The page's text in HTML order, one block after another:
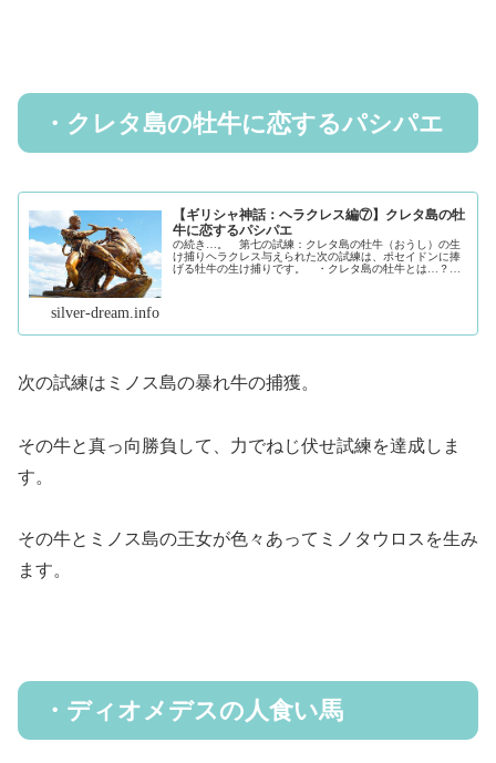
・クレタ島の牡牛に恋するパシパエ
【ギリシャ神話：ヘラクレス編⑦】クレタ島の牡
牛に恋するパシパエ
の続き…。 第七の試練：クレタ島の牡牛（おうし）の生
け捕りヘラクレス与えられた次の試練は、ポセイドンに捧
げる牡牛の生け捕りです。 ・クレタ島の牡牛とは…？こ
silver-dream.info
次の試練はミノス島の暴れ牛の捕獲。
その牛と真っ向勝負して、力でねじ伏せ試練を達成しま
す。
その牛とミノス島の王女が色々あってミノタウロスを生み
ます。
・ディオメデスの人食い馬